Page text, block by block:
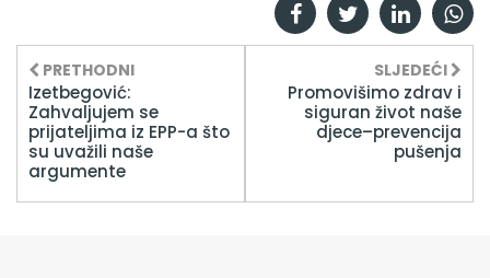
PRETHODNI
Izetbegović:
Zahvaljujem se
prijateljima iz EPP-a što
su uvažili naše
argumente
SLJEDEĆI
Promovišimo zdrav i
siguran život naše
djece–prevencija
pušenja